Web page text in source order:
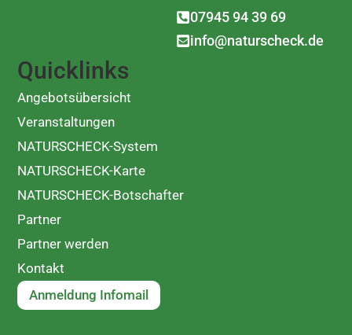
07945 94 39 69
info@naturscheck.de
Quicklinks
Angebotsübersicht
Veranstaltungen
NATURSCHECK-System
NATURSCHECK-Karte
NATURSCHECK-Botschafter
Partner
Partner werden
Kontakt
Anmeldung Infomail